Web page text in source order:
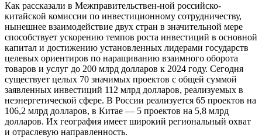
Как рассказали в Межправительствен-ной российско-
китайской комиссии по инвестиционному сотрудничеству,
нынешнее взаимодействие двух стран в значительной мере
способствует ускорению темпов роста инвестиций в основной
капитал и достижению установленных лидерами государств
целевых ориентиров по наращиванию взаимного оборота
товаров и услуг до 200 млрд долларов к 2024 году. Сегодня
существует целых 70 значимых проектов с общей суммой
заявленных инвестиций 112 млрд долларов, реализуемых в
неэнергетической сфере. В России реализуется 65 проектов на
106,2 млрд долларов, в Китае — 5 проектов на 5,8 млрд
долларов. Их география имеет широкий региональный охват
и отраслевую направленность.